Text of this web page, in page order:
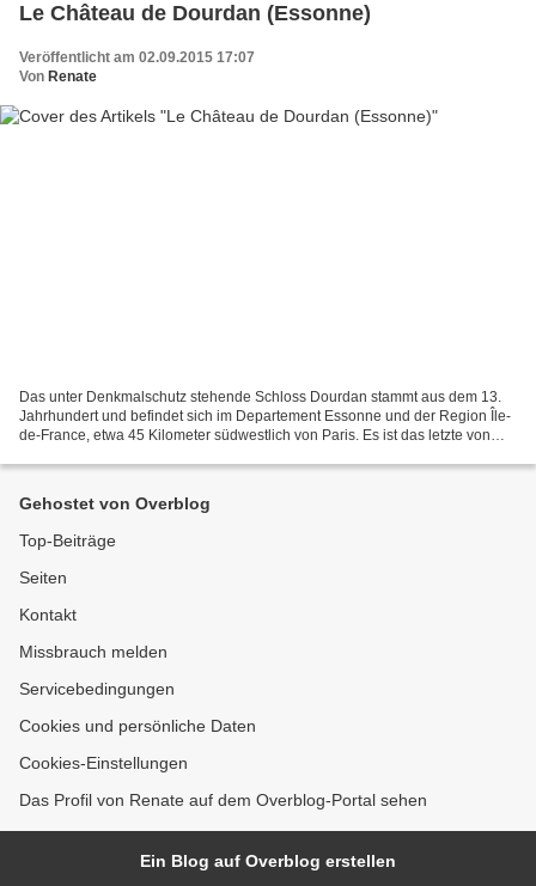
Le Château de Dourdan (Essonne)
Veröffentlicht am 02.09.2015 17:07
Von Renate
Das unter Denkmalschutz stehende Schloss Dourdan stammt aus dem 13.
Jahrhundert und befindet sich im Departement Essonne und der Region Île-
de-France, etwa 45 Kilometer südwestlich von Paris. Es ist das letzte von
Gehostet von Overblog
Top-Beiträge
Seiten
Kontakt
Missbrauch melden
Servicebedingungen
Cookies und persönliche Daten
Cookies-Einstellungen
Das Profil von Renate auf dem Overblog-Portal sehen
Ein Blog auf Overblog erstellen